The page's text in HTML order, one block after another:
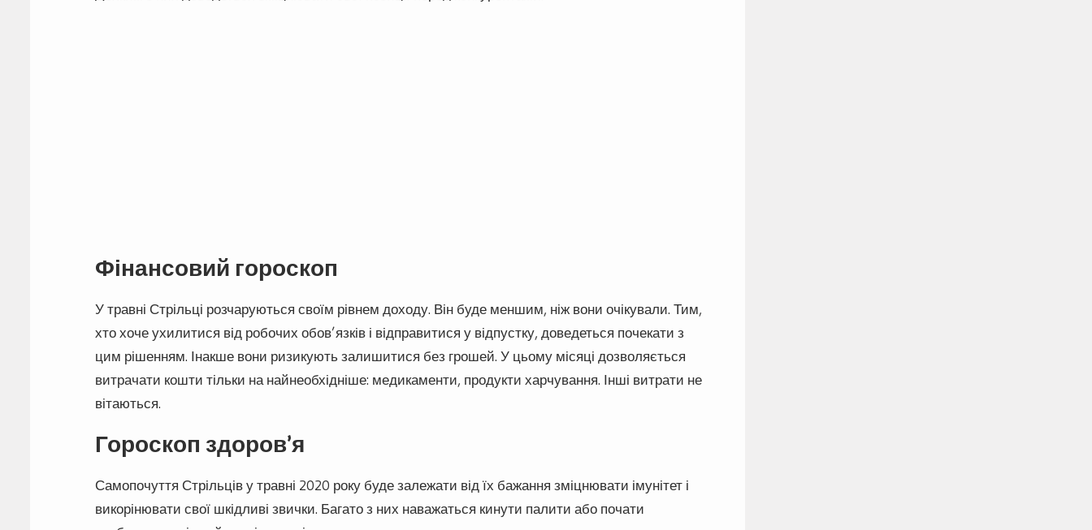
Фінансовий гороскоп
У травні Стрільці розчаруються своїм рівнем доходу. Він буде меншим, ніж вони очікували. Тим,
хто хоче ухилитися від робочих обов’язків і відправитися у відпустку, доведеться почекати з
цим рішенням. Інакше вони ризикують залишитися без грошей. У цьому місяці дозволяється
витрачати кошти тільки на найнеобхідніше: медикаменти, продукти харчування. Інші витрати не
вітаються.
Гороскоп здоров’я
Самопочуття Стрільців у травні 2020 року буде залежати від їх бажання зміцнювати імунітет і
викорінювати свої шкідливі звички. Багато з них наважаться кинути палити або почати